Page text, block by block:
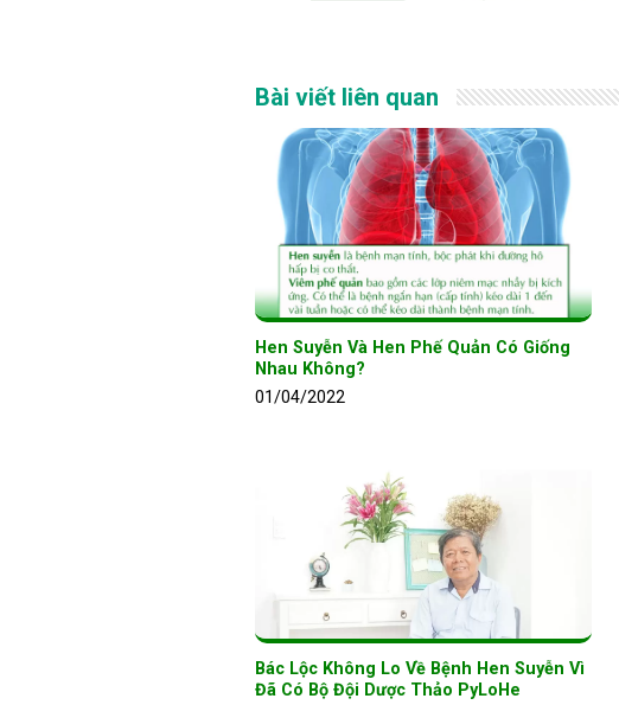
Bài viết liên quan
Hen Suyễn Và Hen Phế Quản Có Giống
Nhau Không?
01/04/2022
Bác Lộc Không Lo Về Bệnh Hen Suyễn Vì
Đã Có Bộ Đội Dược Thảo PyLoHe